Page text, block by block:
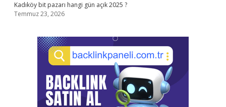
Kadıköy bit pazarı hangi gün açık 2025 ?
Temmuz 23, 2026